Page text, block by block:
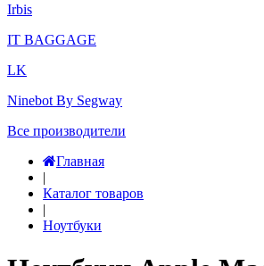
Irbis
IT BAGGAGE
LK
Ninebot By Segway
Все производители
Главная
|
Каталог товаров
|
Ноутбуки